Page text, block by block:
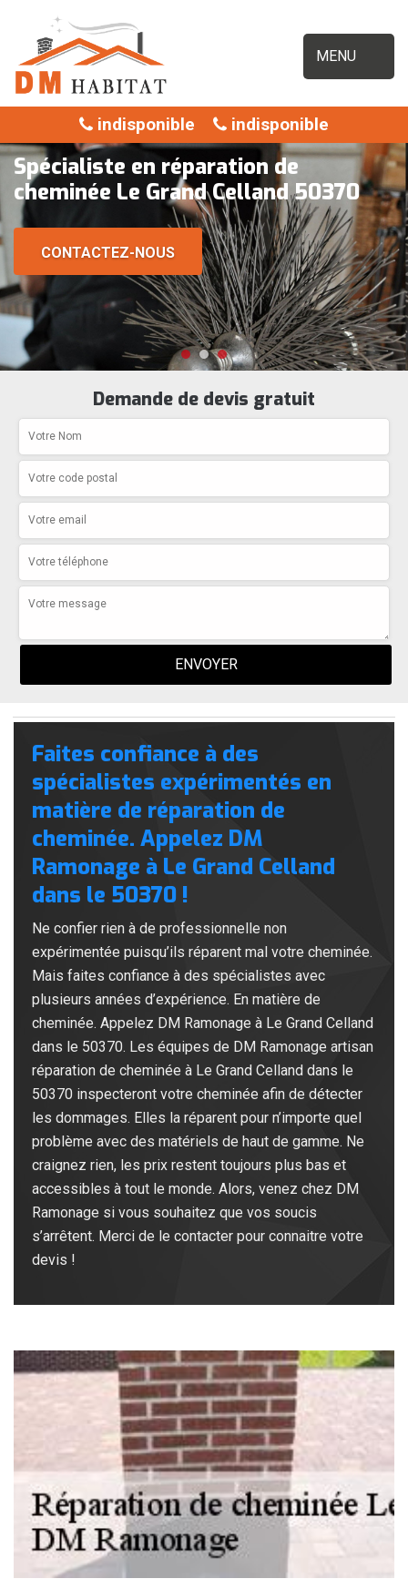
MENU
indisponible indisponible
Spécialiste en réparation de
cheminée Le Grand Celland 50370
CONTACTEZ-NOUS
Demande de devis gratuit
Faites confiance à des
spécialistes expérimentés en
matière de réparation de
cheminée. Appelez DM
Ramonage à Le Grand Celland
dans le 50370 !
Ne confier rien à de professionnelle non
expérimentée puisqu’ils réparent mal votre cheminée.
Mais faites confiance à des spécialistes avec
plusieurs années d’expérience. En matière de
cheminée. Appelez DM Ramonage à Le Grand Celland
dans le 50370. Les équipes de DM Ramonage artisan
réparation de cheminée à Le Grand Celland dans le
50370 inspecteront votre cheminée afin de détecter
les dommages. Elles la réparent pour n’importe quel
problème avec des matériels de haut de gamme. Ne
craignez rien, les prix restent toujours plus bas et
accessibles à tout le monde. Alors, venez chez DM
Ramonage si vous souhaitez que vos soucis
s’arrêtent. Merci de le contacter pour connaitre votre
devis !